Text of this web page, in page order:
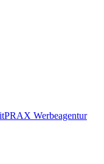
Werbeagentur